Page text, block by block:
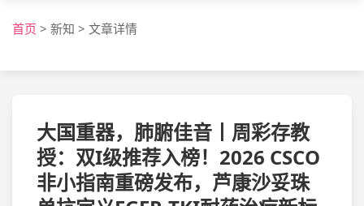
首页 > 新知 > 文章详情
大国重器，肺腑佳音丨周彩存教
授：双I级推荐入榜！2026 CSCO
非小指南重磅发布，芦康沙妥珠